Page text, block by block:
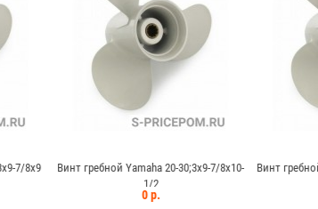
20-30;3x9-7/8x10-
Винт гребной Yamaha 20-30;3x9-7/8x11-